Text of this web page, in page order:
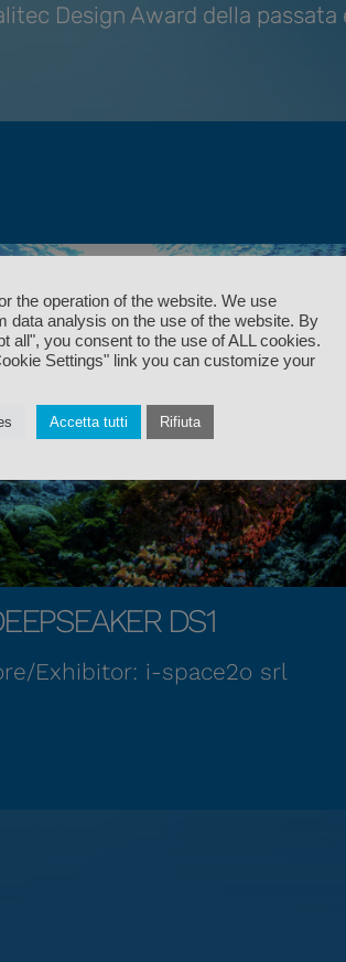
Design Award della passata
DS1
Exhibitor: i-space2o srl
QUALITEC DESIGN 2020
reasons
mezzo che promette di
innovativo.
the operation of the website. We use
data analysis on the use of the website. By
all", you consent to the use of ALL cookies.
Settings" link you can customize your
Accetta tutti Rifiuta